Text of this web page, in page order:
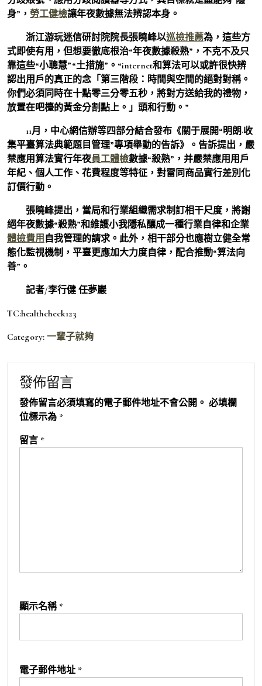
身”， 勞工健檢讓年夜數據無法辨認本身。
浙江游玩迷信研討院院長張曉峰以巡檢推薦為，這些方
式即使有用，但想要徹底根治“年夜數據殺熟”，不克不及只
靠這些“小聰慧”“土措施”。“internet和算法可以或許很快辨
認出用戶的真正的念「第三階段：時間與空間的絕對對稱。
你們必須同時在十點零三分零五秒，將對方送給我的禮物，
放置在吧檯的黃金分割點上。」頭和行動。”
11月，中心網信辦等四部分結合發布《關于展開“明朗·收
集平臺算法典範題目管理”專項舉動的告訴》。告訴提出，嚴
禁應用算法實行年夜員工體檢數據“殺熟”，并嚴禁應用用戶
年紀、個人工作、花費程度等特征，對雷同商品實行差別化
訂價行動。
張曉峰提出，當局和行業組織需求制訂相干尺度，將謝
絕年夜數據“殺熟”和維護小我隱私釀成一種行業自律和企業
體檢費用 自我管理的請求。此外，相干部分也應樹立健全常
態化監視機制，平臺更應加大力度自律，配合推動“算法向
善”。
記者/李行健 任夢巖
TC:healthcheck123
Category: 一輩子就夠
發佈留言
發佈留言必須填寫的電子郵件地址不會公開。 必填欄
位標示為 *
留言 *
顯示名稱 *
電子郵件地址 *